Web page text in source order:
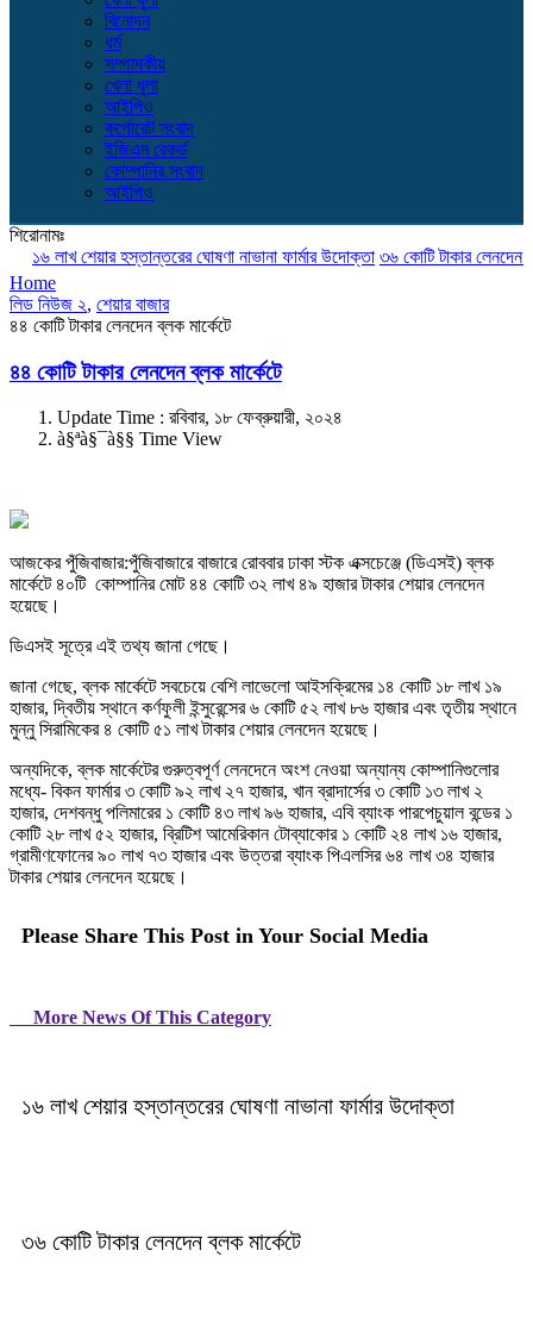
বিনোদন
ধর্ম
সম্পাদকীয়
খেলা ধুলা
আইপিও
কর্পোরেট সংবাদ
ইজিএম রেকর্ড
কোম্পানির সংবাদ
আইপিও
শিরোনামঃ
১৬ লাখ শেয়ার হস্তান্তরের ঘোষণা নাভানা ফার্মার উদোক্তা ৩৬ কোটি টাকার লেনদেন ব্লক
Home
লিড নিউজ ২, শেয়ার বাজার
৪৪ কোটি টাকার লেনদেন ব্লক মার্কেটে
৪৪ কোটি টাকার লেনদেন ব্লক মার্কেটে
Update Time : রবিবার, ১৮ ফেব্রুয়ারী, ২০২৪
à§ªà§¯à§§ Time View
আজকের পুঁজিবাজার:পুঁজিবাজারে বাজারে রোববার ঢাকা স্টক এক্সচেঞ্জে (ডিএসই) ব্লক
মার্কেটে ৪০টি কোম্পানির মোট ৪৪ কোটি ৩২ লাখ ৪৯ হাজার টাকার শেয়ার লেনদেন
হয়েছে।
ডিএসই সূত্রে এই তথ্য জানা গেছে।
জানা গেছে, ব্লক মার্কেটে সবচেয়ে বেশি লাভেলো আইসক্রিমের ১৪ কোটি ১৮ লাখ ১৯
হাজার, দ্বিতীয় স্থানে কর্ণফুলী ইন্সুরেন্সের ৬ কোটি ৫২ লাখ ৮৬ হাজার এবং তৃতীয় স্থানে
মুন্নু সিরামিকের ৪ কোটি ৫১ লাখ টাকার শেয়ার লেনদেন হয়েছে।
অন্যদিকে, ব্লক মার্কেটের গুরুত্বপূর্ণ লেনদেনে অংশ নেওয়া অন্যান্য কোম্পানিগুলোর
মধ্যে- বিকন ফার্মার ৩ কোটি ৯২ লাখ ২৭ হাজার, খান ব্রাদার্সের ৩ কোটি ১৩ লাখ ২
হাজার, দেশবন্ধু পলিমারের ১ কোটি ৪৩ লাখ ৯৬ হাজার, এবি ব্যাংক পারপেচুয়াল বন্ডের ১
কোটি ২৮ লাখ ৫২ হাজার, ব্রিটিশ আমেরিকান টোব্যাকোর ১ কোটি ২৪ লাখ ১৬ হাজার,
গ্রামীণফোনের ৯০ লাখ ৭৩ হাজার এবং উত্তরা ব্যাংক পিএলসির ৬৪ লাখ ৩৪ হাজার
টাকার শেয়ার লেনদেন হয়েছে।
Please Share This Post in Your Social Media
More News Of This Category
১৬ লাখ শেয়ার হস্তান্তরের ঘোষণা নাভানা ফার্মার উদোক্তা
৩৬ কোটি টাকার লেনদেন ব্লক মার্কেটে